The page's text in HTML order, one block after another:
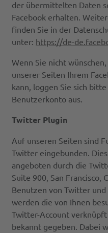
der übermittelten Daten
Facebook erhalten.
finden Sie in der
unter: https://de-
Wenn Sie nicht
unserer Seiten Ihrem
kann, loggen Sie sich
Benutzerkonto aus.
Twitter Plugin
Auf unseren Seiten sind
Twitter eingebunden.
angeboten durch die
Suite 900, San Francisco,
Benutzen von Twitter
werden die von Ihnen
Twitter-Account
bekannt gegeben. Dabei